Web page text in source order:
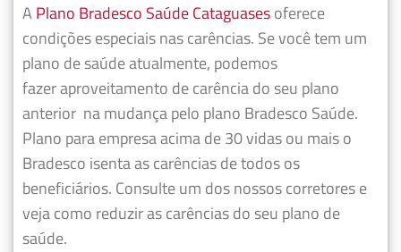
A Plano Bradesco Saúde Cataguasesoferece
condições especiais nas carências. Se você tem um
plano de saúde atualmente, podemos
fazeraproveitamento de carência do seu plano
anterior na mudança pelo plano Bradesco Saúde.
Plano para empresa acima de 30 vidas ou mais o
Bradesco isenta as carências de todos os
beneficiários. Consulte um dos nossos corretores e
veja como reduzir as carências do seu plano de
saúde.